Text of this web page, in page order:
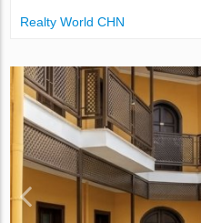
Realty World CHN